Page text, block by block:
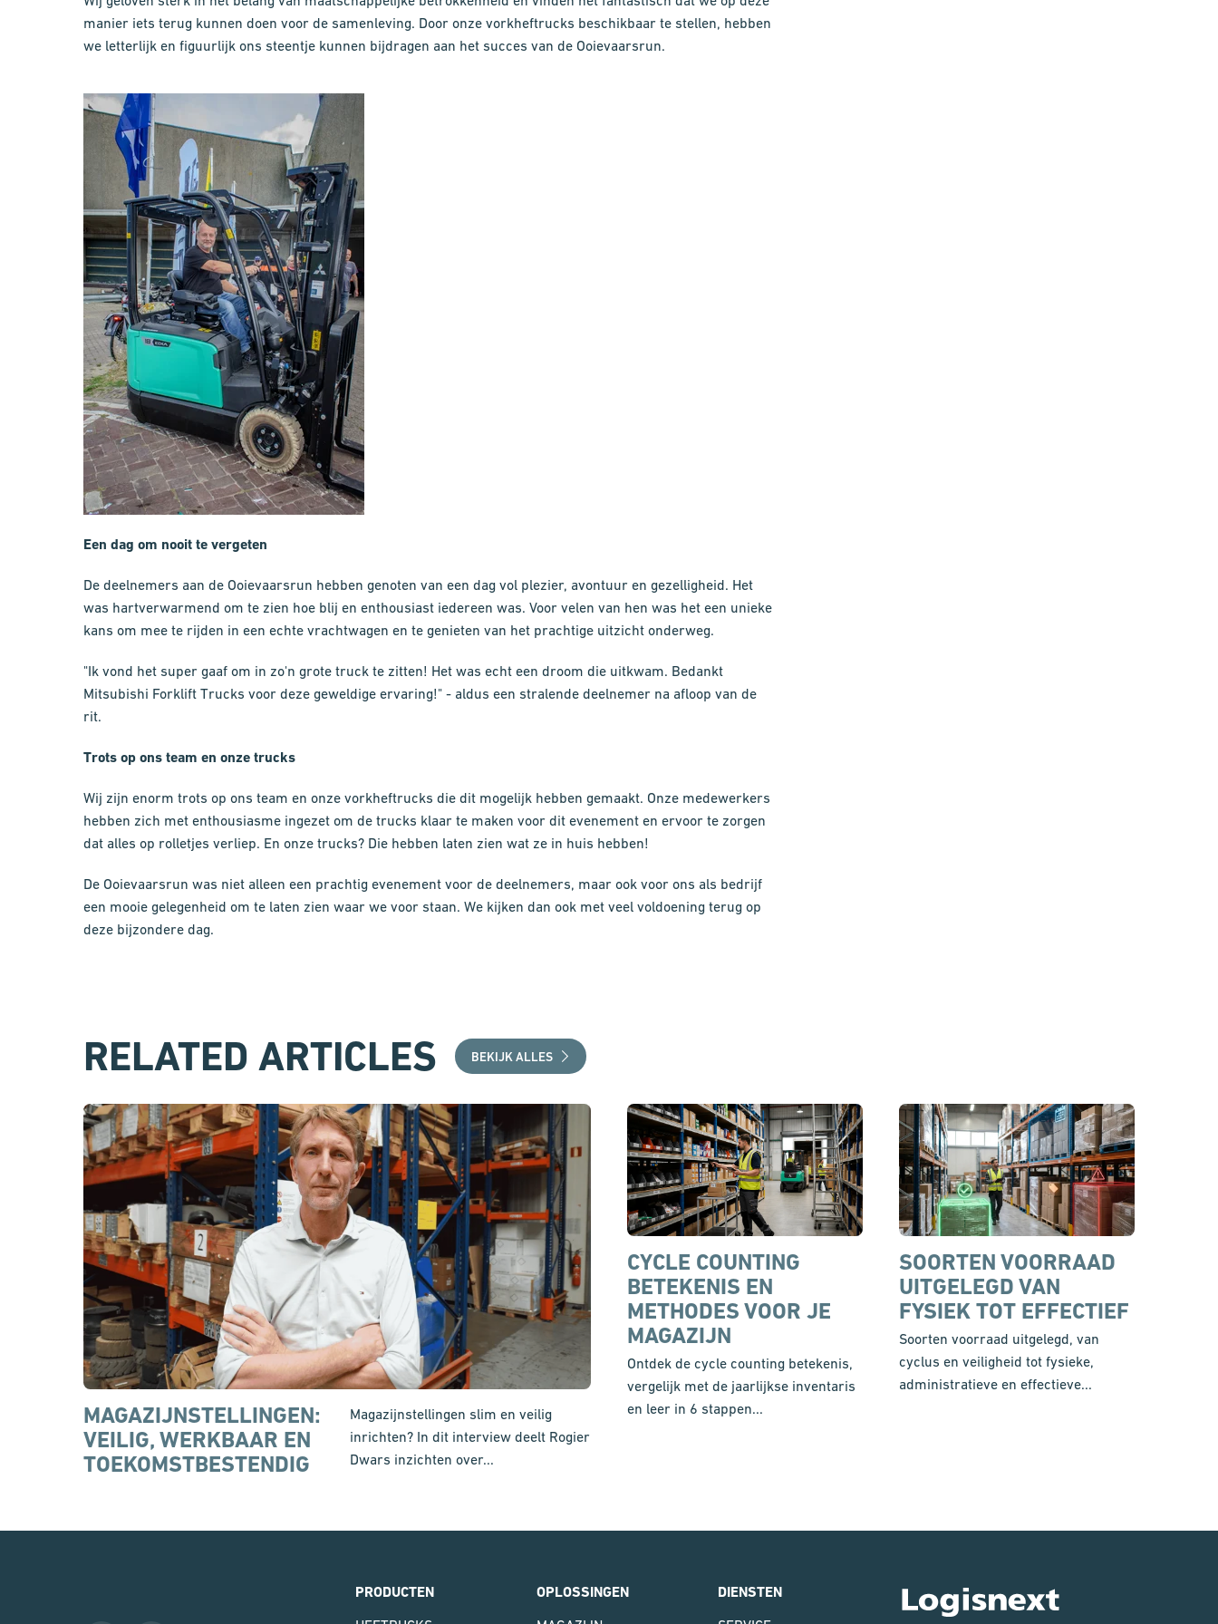
manier iets terug kunnen doen voor de samenleving. Door onze vorkheftrucks beschikbaar te stellen, hebben
we letterlijk en figuurlijk ons steentje kunnen bijdragen aan het succes van de Ooievaarsrun.
Een dag om nooit te vergeten
De deelnemers aan de Ooievaarsrun hebben genoten van een dag vol plezier, avontuur en gezelligheid. Het
was hartverwarmend om te zien hoe blij en enthousiast iedereen was. Voor velen van hen was het een unieke
kans om mee te rijden in een echte vrachtwagen en te genieten van het prachtige uitzicht onderweg.
"Ik vond het super gaaf om in zo'n grote truck te zitten! Het was echt een droom die uitkwam. Bedankt
Mitsubishi Forklift Trucks voor deze geweldige ervaring!" - aldus een stralende deelnemer na afloop van de
rit.
Trots op ons team en onze trucks
Wij zijn enorm trots op ons team en onze vorkheftrucks die dit mogelijk hebben gemaakt. Onze medewerkers
hebben zich met enthousiasme ingezet om de trucks klaar te maken voor dit evenement en ervoor te zorgen
dat alles op rolletjes verliep. En onze trucks? Die hebben laten zien wat ze in huis hebben!
De Ooievaarsrun was niet alleen een prachtig evenement voor de deelnemers, maar ook voor ons als bedrijf
een mooie gelegenheid om te laten zien waar we voor staan. We kijken dan ook met veel voldoening terug op
deze bijzondere dag.
RELATED ARTICLES BEKIJK ALLES
MAGAZIJNSTELLINGEN:
VEILIG, WERKBAAR EN
TOEKOMSTBESTENDIG
Magazijnstellingen slim en veilig
inrichten? In dit interview deelt Rogier
Dwars inzichten over...
CYCLE COUNTING
BETEKENIS EN
METHODES VOOR JE
MAGAZIJN
Ontdek de cycle counting betekenis,
vergelijk met de jaarlijkse inventaris
en leer in 6 stappen...
SOORTEN VOORRAAD
UITGELEGD VAN
FYSIEK TOT EFFECTIEF
Soorten voorraad uitgelegd, van
cyclus en veiligheid tot fysieke,
administratieve en effectieve...
PRODUCTEN OPLOSSINGEN DIENSTEN